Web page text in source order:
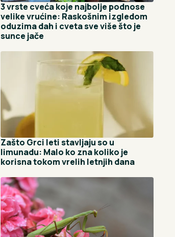
3 vrste cveća koje najbolje podnose
velike vrućine: Raskošnim izgledom
oduzima dah i cveta sve više što je
sunce jače
Zašto Grci leti stavljaju so u
limunadu: Malo ko zna koliko je
korisna tokom vrelih letnjih dana